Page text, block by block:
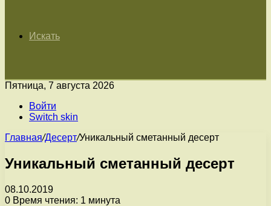
Искать
Пятница, 7 августа 2026
Войти
Switch skin
Главная/Десерт/Уникальный сметанный десерт
Уникальный сметанный десерт
08.10.2019
0 Время чтения: 1 минута